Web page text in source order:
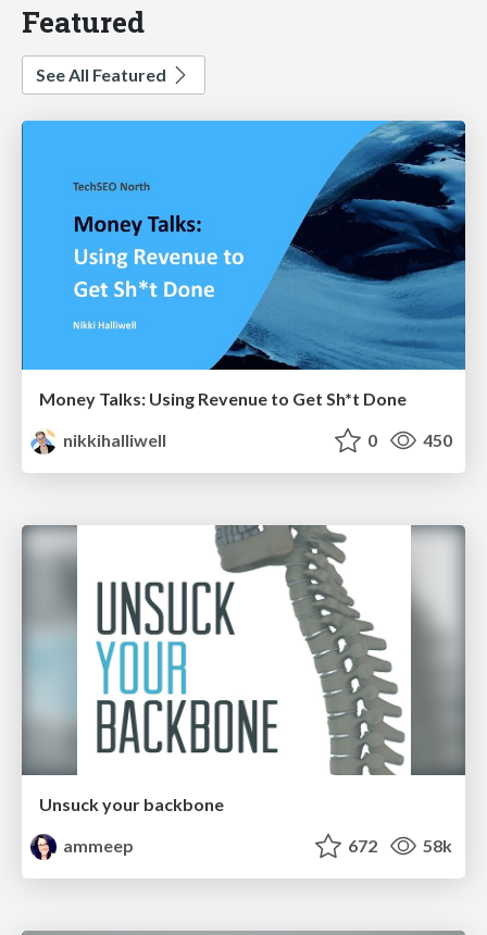
Featured
See All Featured
Money Talks: Using Revenue to Get Sh*t Done
nikkihalliwell
0 450
Unsuck your backbone
ammeep
672 58k